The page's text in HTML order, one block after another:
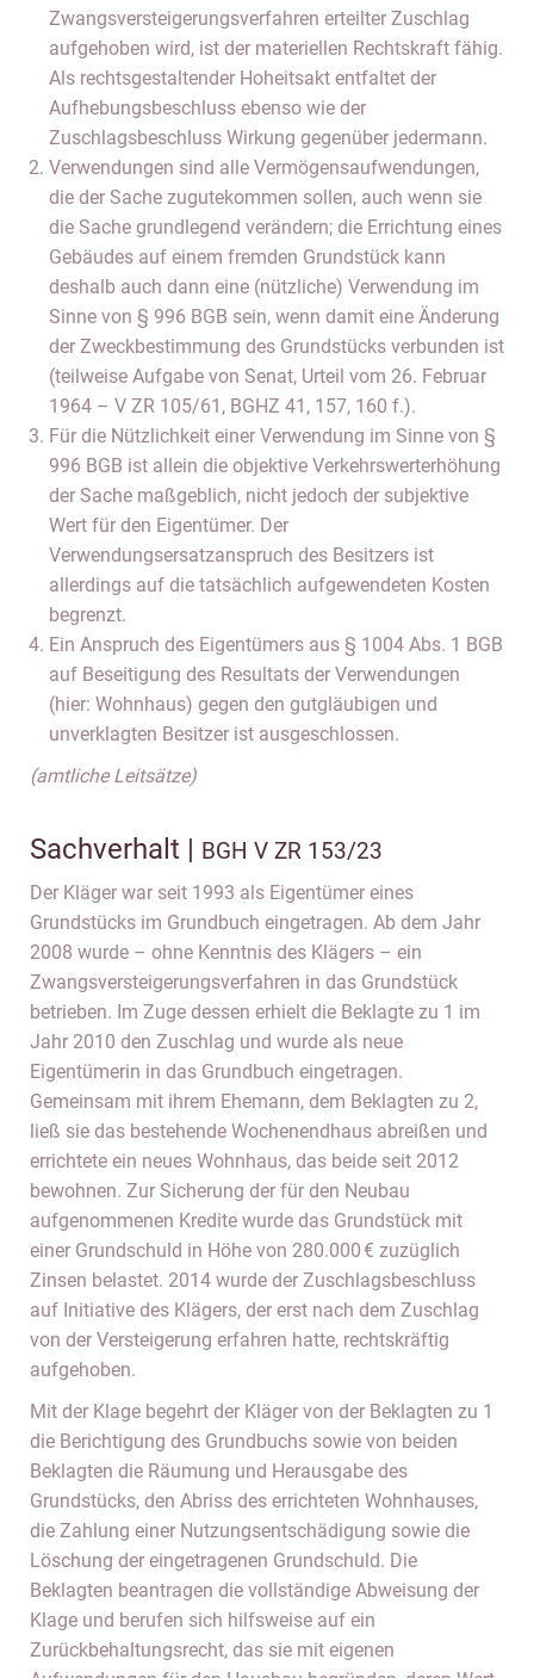
Zwangsversteigerungsverfahren erteilter Zuschlag
aufgehoben wird, ist der materiellen Rechtskraft fähig.
Als rechtsgestaltender Hoheitsakt entfaltet der
Aufhebungsbeschluss ebenso wie der
Zuschlagsbeschluss Wirkung gegenüber jedermann.
Verwendungen sind alle Vermögensaufwendungen,
die der Sache zugutekommen sollen, auch wenn sie
die Sache grundlegend verändern; die Errichtung eines
Gebäudes auf einem fremden Grundstück kann
deshalb auch dann eine (nützliche) Verwendung im
Sinne von § 996 BGB sein, wenn damit eine Änderung
der Zweckbestimmung des Grundstücks verbunden ist
(teilweise Aufgabe von Senat, Urteil vom 26. Februar
1964 – V ZR 105/61, BGHZ 41, 157, 160 f.).
Für die Nützlichkeit einer Verwendung im Sinne von §
996 BGB ist allein die objektive Verkehrswerterhöhung
der Sache maßgeblich, nicht jedoch der subjektive
Wert für den Eigentümer. Der
Verwendungsersatzanspruch des Besitzers ist
allerdings auf die tatsächlich aufgewendeten Kosten
begrenzt.
Ein Anspruch des Eigentümers aus § 1004 Abs. 1 BGB
auf Beseitigung des Resultats der Verwendungen
(hier: Wohnhaus) gegen den gutgläubigen und
unverklagten Besitzer ist ausgeschlossen.
(amtliche Leitsätze)
Sachverhalt | BGH V ZR 153/23
Der Kläger war seit 1993 als Eigentümer eines
Grundstücks im Grundbuch eingetragen. Ab dem Jahr
2008 wurde – ohne Kenntnis des Klägers – ein
Zwangsversteigerungsverfahren in das Grundstück
betrieben. Im Zuge dessen erhielt die Beklagte zu 1 im
Jahr 2010 den Zuschlag und wurde als neue
Eigentümerin in das Grundbuch eingetragen.
Gemeinsam mit ihrem Ehemann, dem Beklagten zu 2,
ließ sie das bestehende Wochenendhaus abreißen und
errichtete ein neues Wohnhaus, das beide seit 2012
bewohnen. Zur Sicherung der für den Neubau
aufgenommenen Kredite wurde das Grundstück mit
einer Grundschuld in Höhe von 280.000 € zuzüglich
Zinsen belastet. 2014 wurde der Zuschlagsbeschluss
auf Initiative des Klägers, der erst nach dem Zuschlag
von der Versteigerung erfahren hatte, rechtskräftig
aufgehoben.
Mit der Klage begehrt der Kläger von der Beklagten zu 1
die Berichtigung des Grundbuchs sowie von beiden
Beklagten die Räumung und Herausgabe des
Grundstücks, den Abriss des errichteten Wohnhauses,
die Zahlung einer Nutzungsentschädigung sowie die
Löschung der eingetragenen Grundschuld. Die
Beklagten beantragen die vollständige Abweisung der
Klage und berufen sich hilfsweise auf ein
Zurückbehaltungsrecht, das sie mit eigenen